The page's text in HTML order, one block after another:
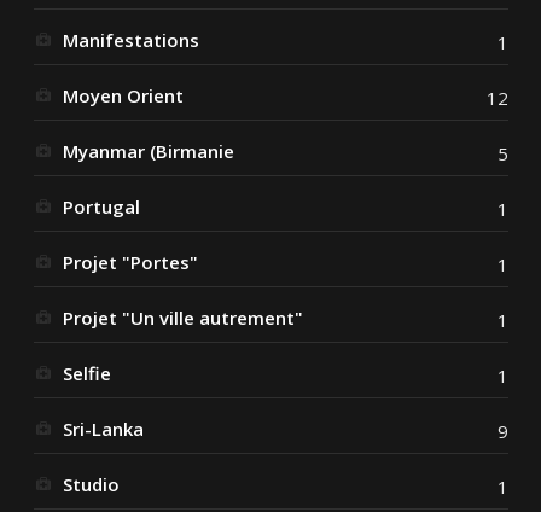
Manifestations 1
Moyen Orient 12
Myanmar (Birmanie 5
Portugal 1
Projet "Portes" 1
Projet "Un ville autrement" 1
Selfie 1
Sri-Lanka 9
Studio 1